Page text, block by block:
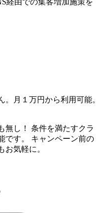
経由での集客増加施策を
月１万円から利用可能。
無し！ 条件を満たすクラ
です。 キャンペーン前の
お気軽に。